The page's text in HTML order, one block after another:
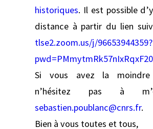
historiques. Il est possible
distance à partir du lien
tlse2.zoom.us/j/96653944359?
Si vous avez la moindre
n’hésitez pas à
sebastien.poublanc@cnrs.fr.
Bien à vous toutes et tous,